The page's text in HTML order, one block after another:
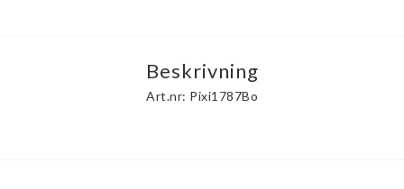
Beskrivning
Art.nr: Pixi1787Bo